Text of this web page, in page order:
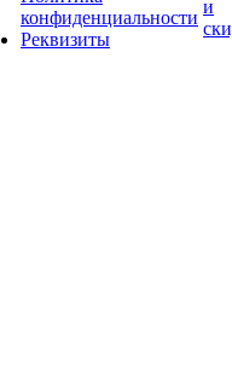
конфиденциальности
Реквизиты
и